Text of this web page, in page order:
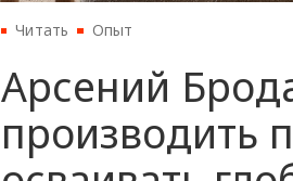
Читать Опыт
Арсений
производить